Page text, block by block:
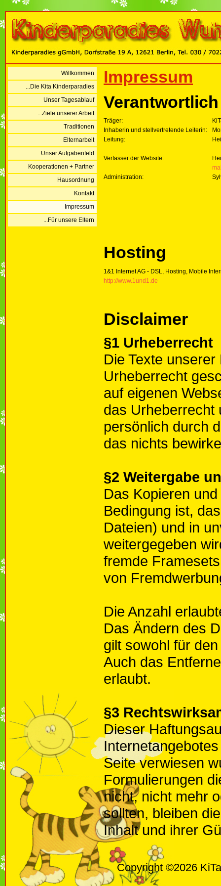
Willkommen
...Die Kita Kinderparadies
Unser Tagesablauf
...Ziele unserer Arbeit
Traditionen
Elternarbeit
Unser Aufgabenfeld
Kooperationen + Partner
Hausordnung
Kontakt
Impressum
...Für unsere Eltern
Impressum
Träger:
Inhaberin und stellvertretende Leiterin:
Leitung:
Verfasser der Website:
Administration:
Hosting
1&1 Internet AG - DSL, Hosting, Mobile
http://www.1und1.de
Disclaimer
§1 Urheberrecht
Die Texte
Urheberrecht
auf eigenen
das Urheberrecht
persönlich durch
das nichts
§2 Weitergabe
Das Kopieren
Bedingung ist,
Dateien) und in
weitergegeben
fremde
von
Die Anzahl
Das Ändern des
gilt sowohl für
Auch das
erlaubt.
§3
Dieser
Seite verwiesen
Formulierungen
nicht, nicht mehr
sollten, bleiben
Inhalt und ihrer
Copyright ©2026